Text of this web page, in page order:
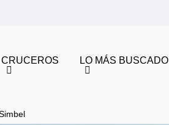
CRUCEROS LO MÁS BUSCADO